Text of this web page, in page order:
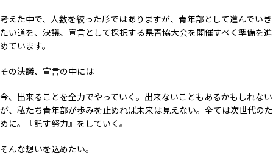
考えた中で、人数を絞った形ではありますが、青年部として進んでいき
たい道を、決議、宣言として採択する県青協大会を開催すべく準備を進
めています。
その決議、宣言の中には
今、出来ることを全力でやっていく。出来ないこともあるかもしれない
が、私たち青年部が歩みを止めれば未来は見えない。全ては次世代のた
めに。『託す努力』をしていく。
そんな想いを込めたい。